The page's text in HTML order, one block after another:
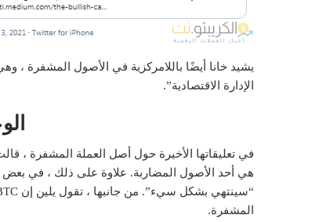
يشيد خانا أيضًا باللامركزية في الأصول المشفرة
الإدارة الاقتصادية”.
هي أحد الأصول المضاربة. علاوة على ذلك ، في بعض
المشفرة.